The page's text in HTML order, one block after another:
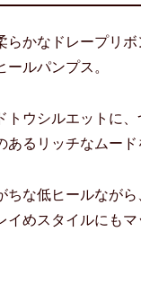
らかなドレープリボ
ールパンプス。
トウシルエットに
あるリッチなムード
ちな低ヒールなが
イめスタイルにも